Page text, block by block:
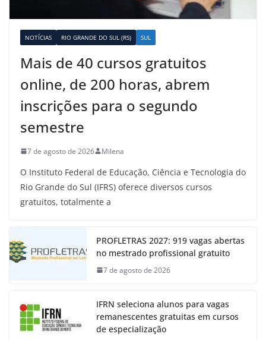
NOTÍCIAS RIO GRANDE DO SUL (RS) SUL
Mais de 40 cursos gratuitos
online, de 200 horas, abrem
inscrições para o segundo
semestre
7 de agosto de 2026 Milena
O Instituto Federal de Educação, Ciência e Tecnologia do
Rio Grande do Sul (IFRS) oferece diversos cursos
gratuitos, totalmente a
PROFLETRAS 2027: 919 vagas abertas
no mestrado profissional gratuito
7 de agosto de 2026
IFRN seleciona alunos para vagas
remanescentes gratuitas em cursos
de especialização